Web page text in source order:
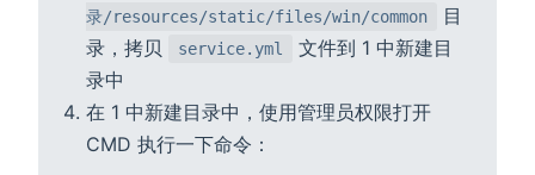
录/resources/static/files/win/common
目
录，拷贝
service.yml
文件到 1 中新建目
录中
在 1 中新建目录中，使用管理员权限打开
CMD 执行一下命令：